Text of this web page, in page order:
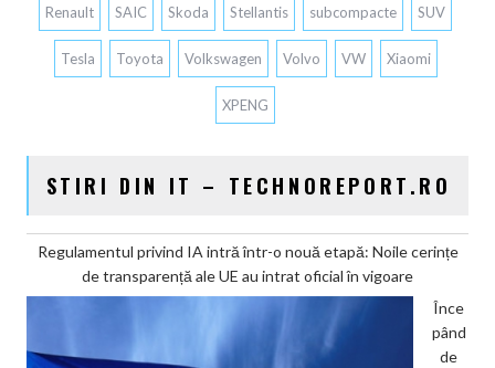
Renault SAIC Skoda Stellantis subcompacte SUV
Tesla Toyota Volkswagen Volvo VW Xiaomi
XPENG
STIRI DIN IT – TECHNOREPORT.RO
Regulamentul privind IA intră într-o nouă etapă: Noile cerințe
de transparență ale UE au intrat oficial în vigoare
Înce
pând
de